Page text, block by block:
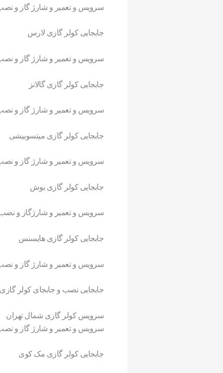
سرویس و تعمیر و شارژ گاز و
جابجاییکولر گازی لارس
سرویس و تعمیر و شارژ گاز و
جابجاییکولر گازی گالانز
سرویس و تعمیر و شارژ گاز و
جابجاییکولر گازی میتسوبیشی
سرویس و تعمیر و شارژ گاز و
جابجاییکولر گازی بوش
سرویس و تعمیر و شارژگاز و
جابجاییکولر گازی هایسنس
سرویس و تعمیر و شارژ گاز و
جابجایی نصب و جابجایکولر گازی
سرویس کولر گازی شمال تهران
سرویس و تعمیر و شارژ گاز و
جابجاییکولر گازی مک کوی